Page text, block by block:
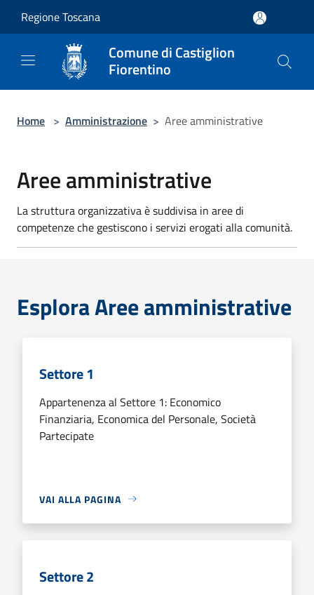
Regione Toscana
Comune di Castiglion
Fiorentino
Home > Amministrazione > Aree amministrative
Aree amministrative
La struttura organizzativa è suddivisa in aree di
competenze che gestiscono i servizi erogati alla comunità.
Esplora Aree amministrative
Settore 1
Appartenenza al Settore 1: Economico
Finanziaria, Economica del Personale, Società
Partecipate
VAI ALLA PAGINA
Settore 2